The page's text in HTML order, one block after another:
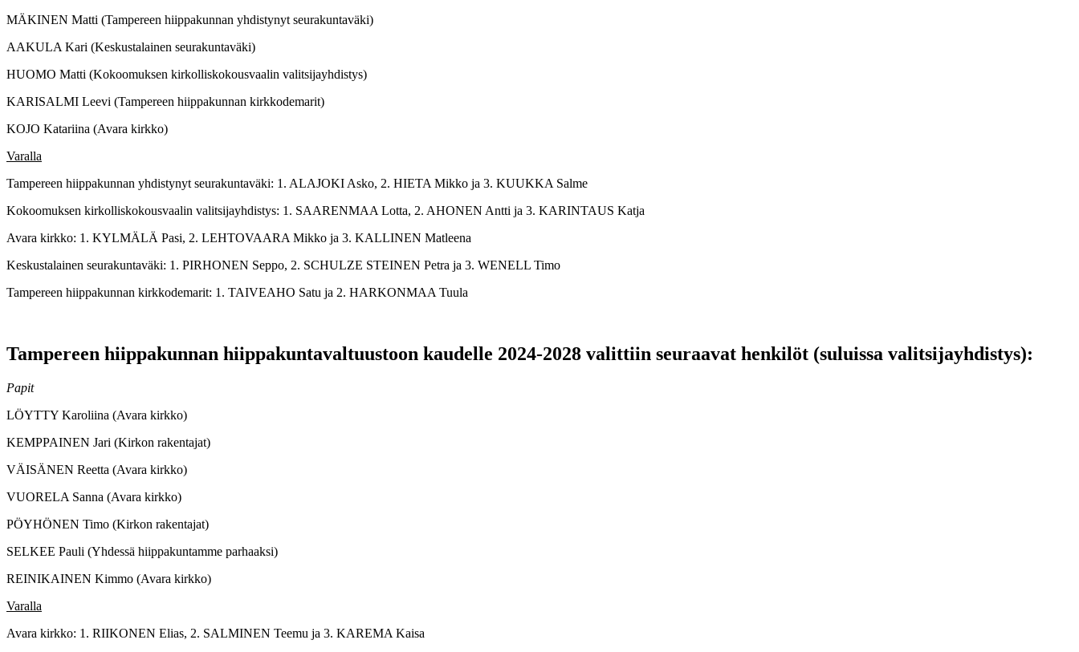
MÄKINEN Matti (Tampereen hiippakunnan yhdistynyt seurakuntaväki)
AAKULA Kari (Keskustalainen seurakuntaväki)
HUOMO Matti (Kokoomuksen kirkolliskokousvaalin valitsijayhdistys)
KARISALMI Leevi (Tampereen hiippakunnan kirkkodemarit)
KOJO Katariina (Avara kirkko)
Varalla
Tampereen hiippakunnan yhdistynyt seurakuntaväki: 1. ALAJOKI Asko, 2. HIETA Mikko ja 3. KUUKKA Salme
Kokoomuksen kirkolliskokousvaalin valitsijayhdistys: 1. SAARENMAA Lotta, 2. AHONEN Antti ja 3. KARINTAUS Katja
Avara kirkko: 1. KYLMÄLÄ Pasi, 2. LEHTOVAARA Mikko ja 3. KALLINEN Matleena
Keskustalainen seurakuntaväki: 1. PIRHONEN Seppo, 2. SCHULZE STEINEN Petra ja 3. WENELL Timo
Tampereen hiippakunnan kirkkodemarit: 1. TAIVEAHO Satu ja 2. HARKONMAA Tuula
Tampereen hiippakunnan hiippakuntavaltuustoon kaudelle 2024-2028 valittiin seuraavat henkilöt (suluissa valitsijayhdistys):
Papit
LÖYTTY Karoliina (Avara kirkko)
KEMPPAINEN Jari (Kirkon rakentajat)
VÄISÄNEN Reetta (Avara kirkko)
VUORELA Sanna (Avara kirkko)
PÖYHÖNEN Timo (Kirkon rakentajat)
SELKEE Pauli (Yhdessä hiippakuntamme parhaaksi)
REINIKAINEN Kimmo (Avara kirkko)
Varalla
Avara kirkko: 1. RIIKONEN Elias, 2. SALMINEN Teemu ja 3. KAREMA Kaisa